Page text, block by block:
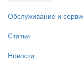
Обслуживание и
Статьи
Новости